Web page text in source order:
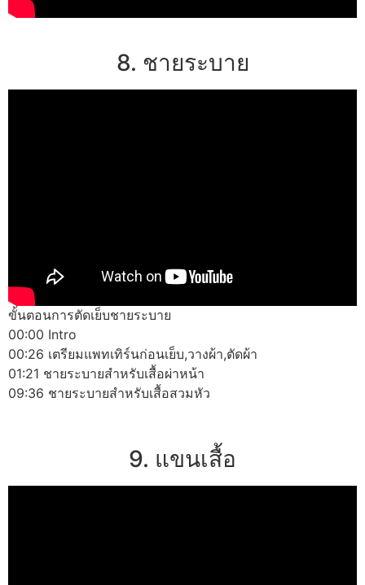
8. ชายระบาย
ขั้นตอนการตัดเย็บชายระบาย
00:00 Intro
00:26 เตรียมแพทเทิร์นก่อนเย็บ,วางผ้า,ตัดผ้า
01:21 ชายระบายสำหรับเสื้อผ่าหน้า
09:36 ชายระบายสำหรับเสื้อสวมหัว
9. แขนเสื้อ